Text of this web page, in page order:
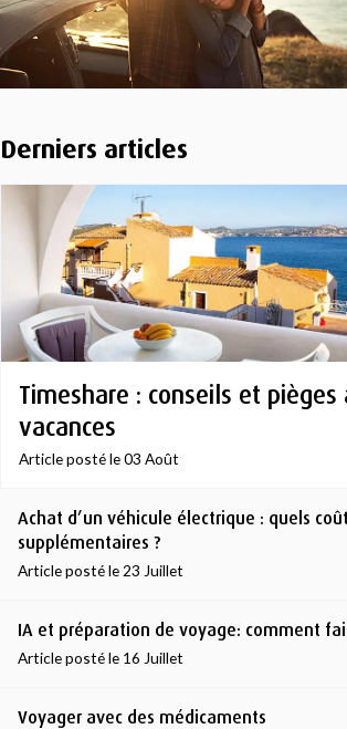
Derniers articles
Timeshare : conseils et
vacances
Article posté le 03 Août
Achat d’un véhicule électrique : quels
supplémentaires ?
Article posté le 23 Juillet
IA et préparation de voyage: comment
Article posté le 16 Juillet
Voyager avec des médicaments